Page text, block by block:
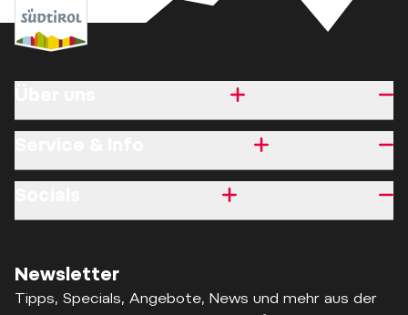
Newsletter
Tipps, Specials, Angebote, News und mehr aus der